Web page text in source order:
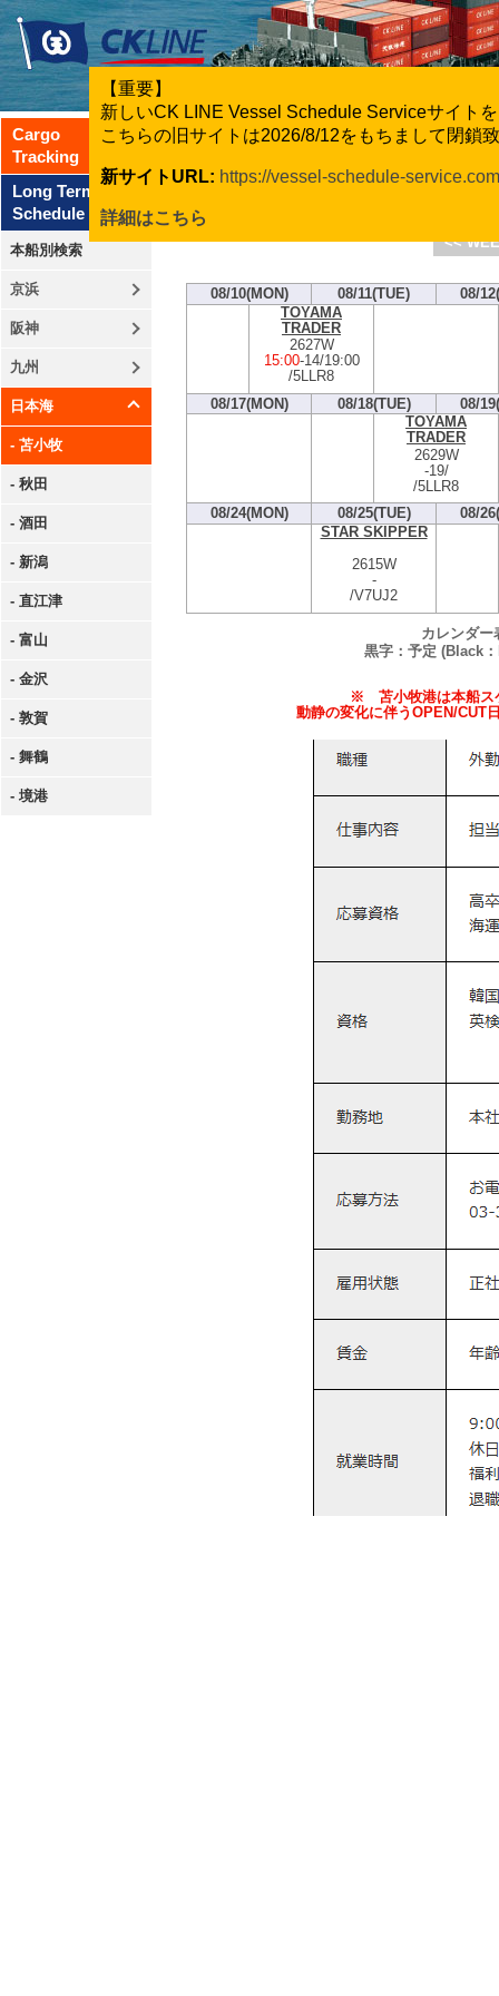
【重要】
新しいCK LINE Vessel Schedule Serviceサイト
こちらの旧サイトは2026/8/12をもちまして閉鎖
新サイトURL: https://vessel-schedule-
詳細はこちら
Cargo
Tracking
Long Term
Schedule
本船別検索
京浜
阪神
九州
日本海
- 苫小牧
- 秋田
- 酒田
- 新潟
- 直江津
- 富山
- 金沢
- 敦賀
- 舞鶴
- 境港
CK
<<
08/10(MON) 08/11(TUE)
08/
TOYAMA
TRADER
2627W
15:00-14/19:00
/5LLR8
08/17(MON)
08/18(TUE)
08/
TOYAMA
TRADER
2629W
-19/
/5LLR8
08/24(MON)
08/25(TUE)
08/
STAR SKIPPER
2615W
-
/V7UJ2
カレンダー
黒字：予定 (Black
※ 苫小牧港は本船ス
動静の変化に伴うOPEN/CUT